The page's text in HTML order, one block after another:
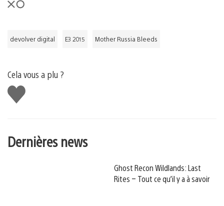
devolver digital E3 2015 Mother Russia Bleeds
Cela vous a plu ?
J'aime
Dernières news
Ghost Recon Wildlands: Last
Rites – Tout ce qu’il y a à savoir